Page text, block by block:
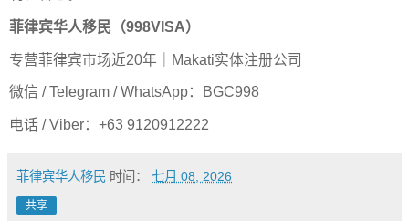
菲律宾华人移民（998VISA）
专营菲律宾市场近20年｜Makati实体注册公司
微信 / Telegram / WhatsApp：BGC998
电话 / Viber：+63 9120912222
菲律宾华人移民 时间： 七月 08, 2026
共享